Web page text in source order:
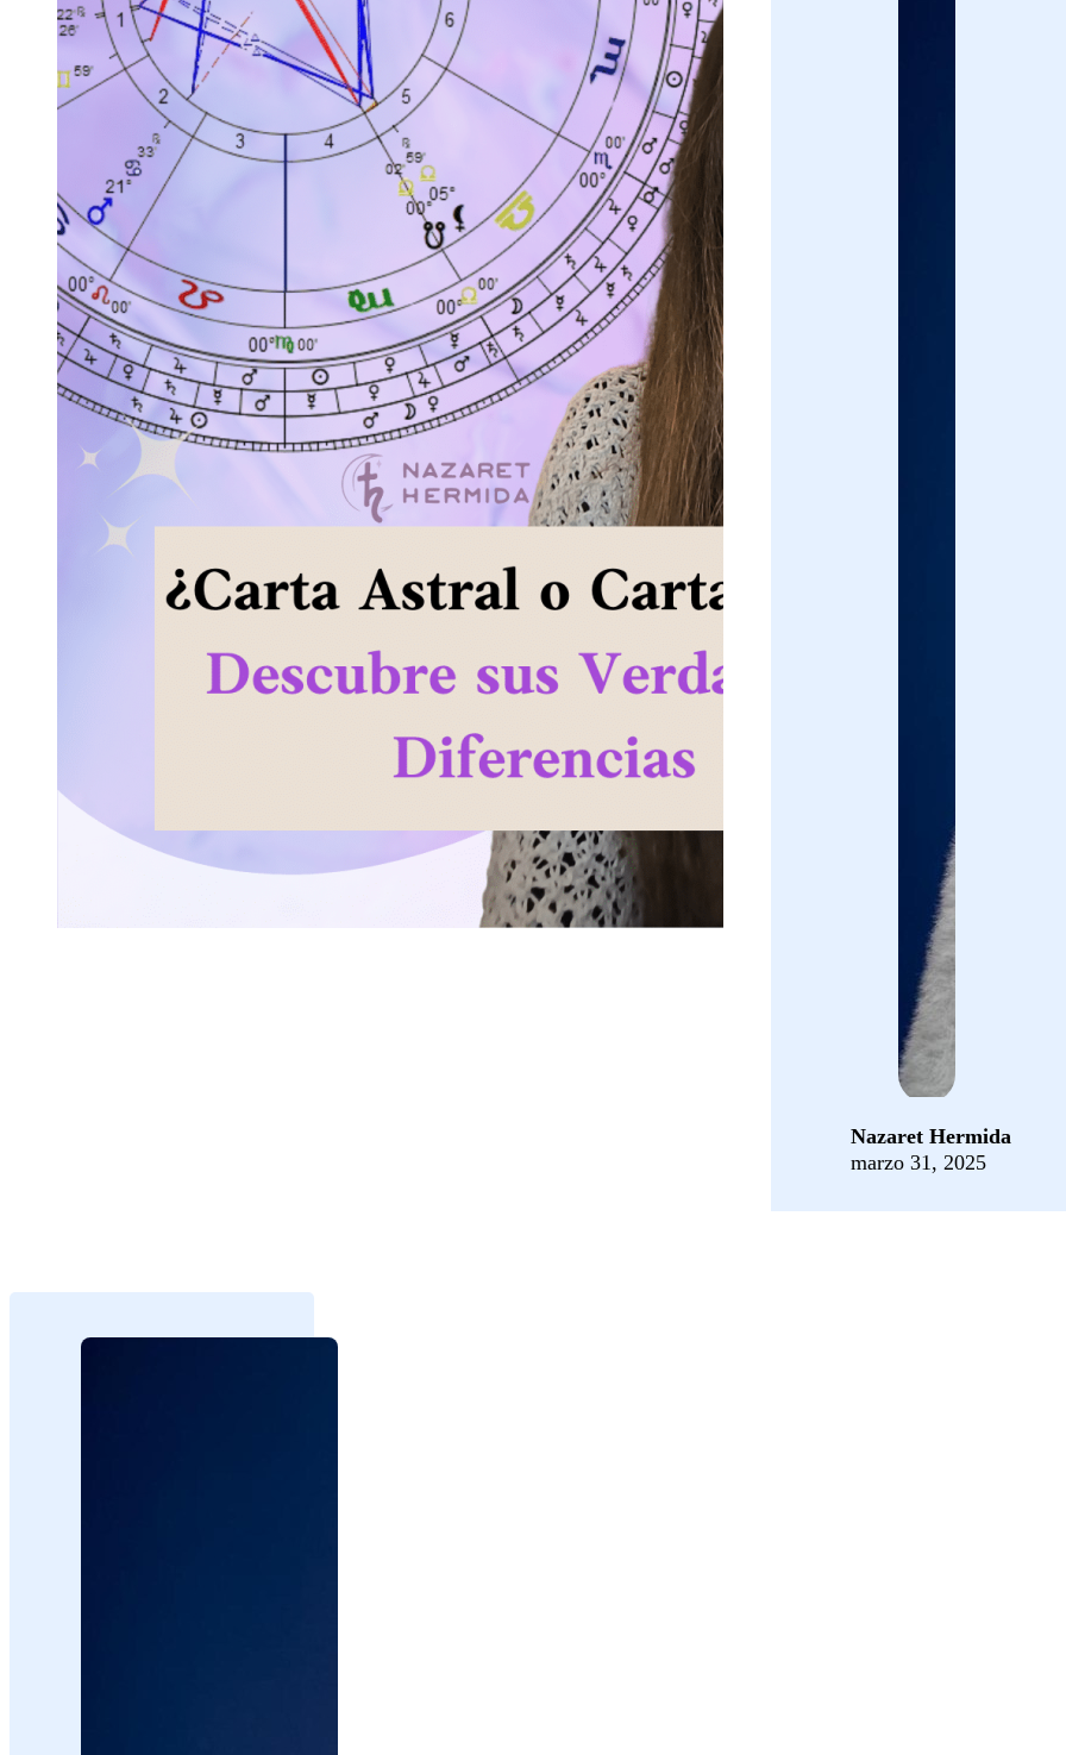
Nazaret Hermida
marzo 31, 2025